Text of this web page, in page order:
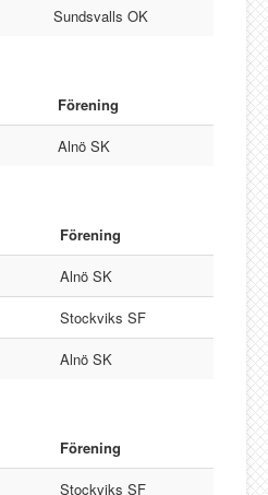
Sundsvalls OK
Förening
Alnö SK
Förening
Alnö SK
Stockviks SF
Alnö SK
Förening
Stockviks SF